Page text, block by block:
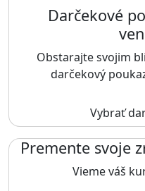
Darčekové
Obstarajte svojim
darčekový
Vybrať
Premente svoje
Vieme váš